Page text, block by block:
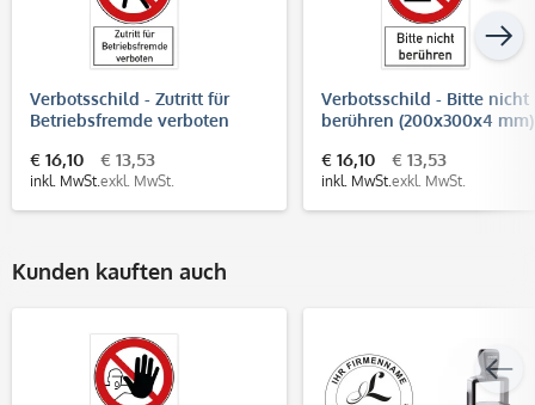
Verbotsschild - Zutritt für
Betriebsfremde verboten
€ 16,10
inkl. MwSt.
€ 13,53
exkl. MwSt.
Verbotsschild - Bitte nicht
berühren (200x300x4 mm)
€ 16,10
inkl. MwSt.
€ 13,53
exkl. MwSt.
Kunden kauften auch